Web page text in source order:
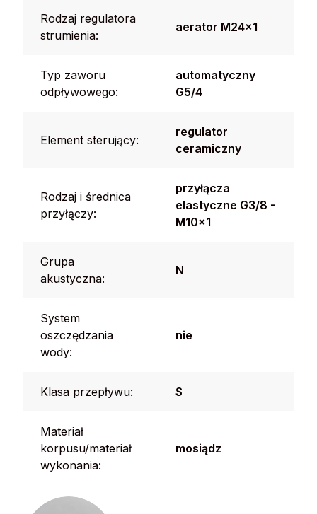
Rodzaj regulatora
strumienia:
aerator M24x1
Typ zaworu
odpływowego:
automatyczny
G5/4
Element sterujący:
regulator
ceramiczny
Rodzaj i średnica
przyłączy:
przyłącza
elastyczne G3/8 -
M10x1
Grupa
akustyczna:
N
System
oszczędzania
wody:
nie
Klasa przepływu: S
Materiał
korpusu/materiał
wykonania:
mosiądz